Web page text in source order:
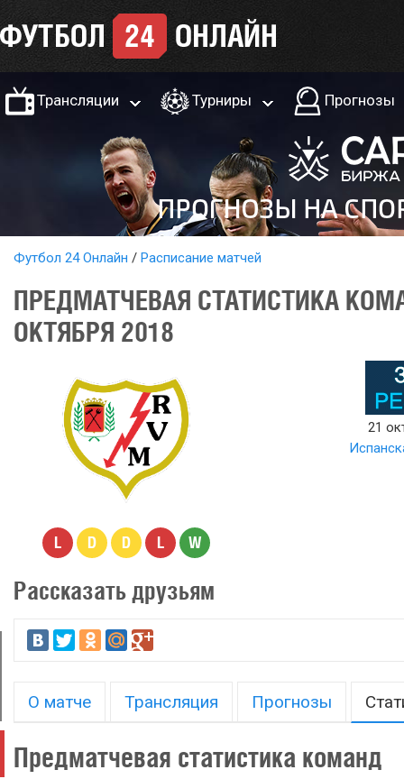
Трансляции Турниры Прогнозы
Футбол 24 Онлайн Расписание матчей
ПРЕДМАТЧЕВАЯ СТАТИСТИКА
ОКТЯБРЯ 2018
L D D L W
21
Рассказать друзьям
О матче Трансляция Прогнозы
Предматчевая статистика команд